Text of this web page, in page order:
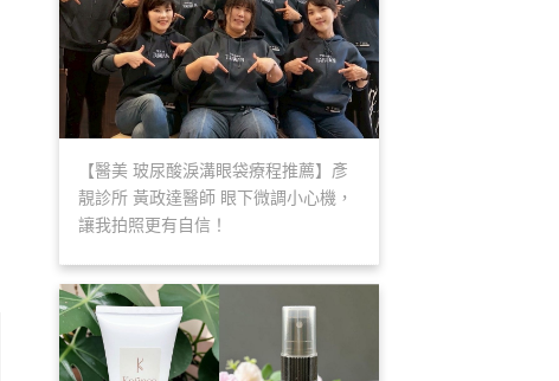
【醫美 玻尿酸淚溝眼袋療程推薦】彥
靚診所 黃政達醫師 眼下微調小心機，
讓我拍照更有自信！